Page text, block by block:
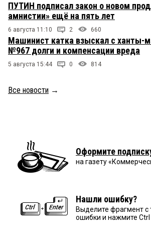
ПУТИН подписал закон о новом
амнистии» ещё на пять лет
6 августа 11:10 2 660
Машинист катка взыскал с ханты-
№967 долги и компенсации вреда
5 августа 15:44 0 814
Все новости →
Оформите
на газету
Нашли ошибку?
Выделите фрагмент с
ошибки и нажмите Ctrl